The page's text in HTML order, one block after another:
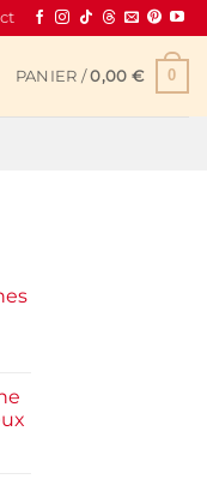
PANIER /0,00 € 0